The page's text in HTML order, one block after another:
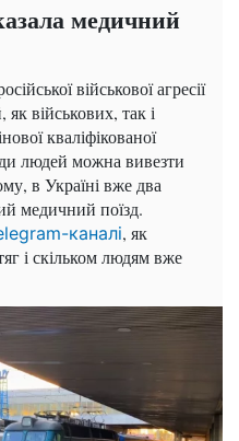
медичний
військової агресії
військових, так і
кваліфікованої
людей можна вивезти
в Україні вже два
медичний поїзд.
каналі, як
і скільком людям вже